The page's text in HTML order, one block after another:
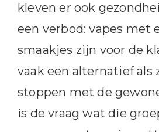
kleven er ook
een verbod: vapes met
smaakjes zijn voor de
vaak een alternatief als
stoppen met de
is de vraag wat die